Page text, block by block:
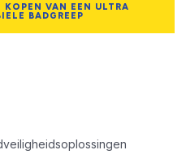
VAN EEN ULTRA
BADGREEP